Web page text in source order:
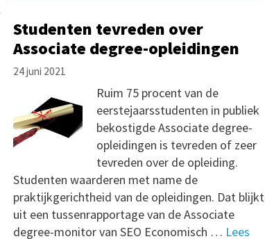
Studenten tevreden over
Associate degree-opleidingen
24 juni 2021
Ruim 75 procent van de
eerstejaarsstudenten in publiek
bekostigde Associate degree-
opleidingen is tevreden of zeer
tevreden over de opleiding.
Studenten waarderen met name de
praktijkgerichtheid van de opleidingen. Dat blijkt
uit een tussenrapportage van de Associate
degree-monitor van SEO Economisch … Lees